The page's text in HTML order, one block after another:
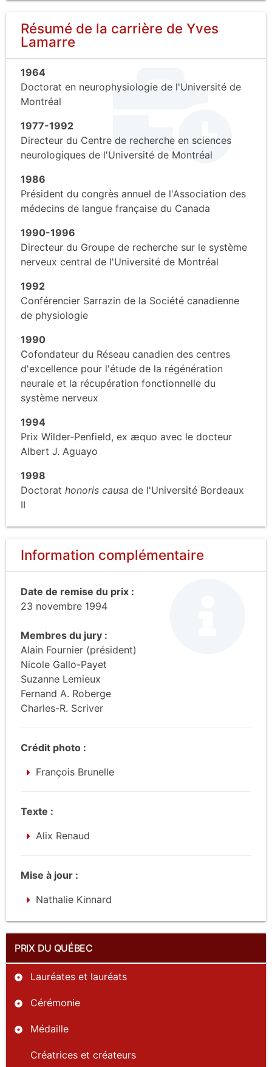
PRIX DU QUÉBEC
Lauréates et lauréats
Cérémonie
Médaille
Créatrices et créateurs
Résumé de la carrière de Yves
Lamarre
1964
Doctorat en neurophysiologie de l'Université de
Montréal
1977-1992
Directeur du Centre de recherche en sciences
neurologiques de l'Université de Montréal
1986
Président du congrès annuel de l'Association des
médecins de langue française du Canada
1990-1996
Directeur du Groupe de recherche sur le système
nerveux central de l'Université de Montréal
1992
Conférencier Sarrazin de la Société canadienne
de physiologie
1990
Cofondateur du Réseau canadien des centres
d'excellence pour l'étude de la régénération
neurale et la récupération fonctionnelle du
système nerveux
1994
Prix Wilder-Penfield, ex æquo avec le docteur
Albert J. Aguayo
1998
Doctorat honoris causa de l'Université Bordeaux
II
Information complémentaire
Date de remise du prix :
23 novembre 1994
Membres du jury :
Alain Fournier (président)
Nicole Gallo-Payet
Suzanne Lemieux
Fernand A. Roberge
Charles-R. Scriver
Crédit photo :
François Brunelle
Texte :
Alix Renaud
Mise à jour :
Nathalie Kinnard